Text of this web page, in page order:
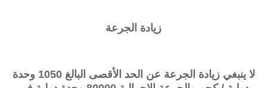
زيادة الجرعة
لا ينبغي زيادة الجرعة عن الحد الأقصى البالغ 1050 وحدة